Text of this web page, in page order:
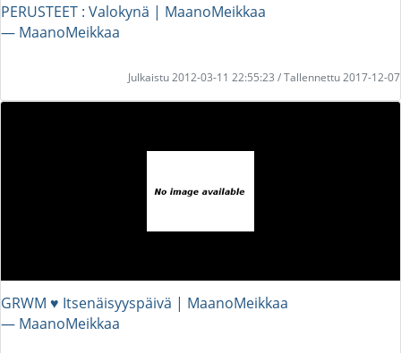
PERUSTEET : Valokynä | MaanoMeikkaa
― MaanoMeikkaa
Julkaistu 2012-03-11 22:55:23 / Tallennettu 2017-12-07
GRWM ♥ Itsenäisyyspäivä | MaanoMeikkaa
― MaanoMeikkaa